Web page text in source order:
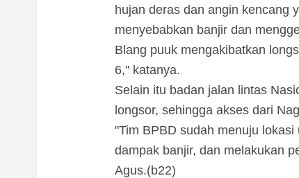
hujan deras dan angin kencang
menyebabkan banjir dan
Blang puuk mengakibatkan
6," katanya.
Selain itu badan jalan lintas
longsor, sehingga akses dari
"Tim BPBD sudah menuju
dampak banjir, dan melakukan
Agus.(b22)